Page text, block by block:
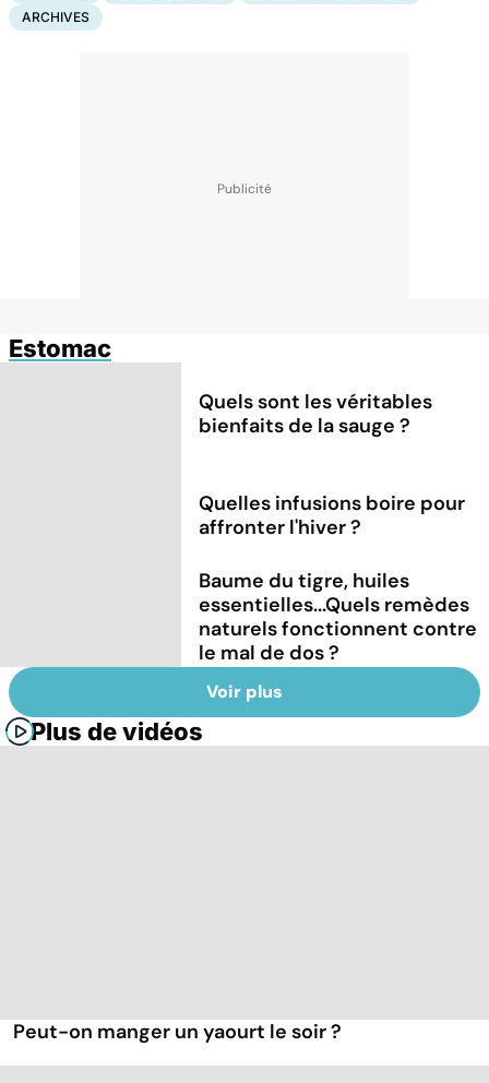
ARCHIVES
Estomac
Quels sont les véritables
bienfaits de la sauge ?
Quelles infusions boire pour
affronter l'hiver ?
Baume du tigre, huiles
essentielles...Quels remèdes
naturels fonctionnent contre
le mal de dos ?
Voir plus
Plus de vidéos
Peut-on manger un yaourt le soir ?